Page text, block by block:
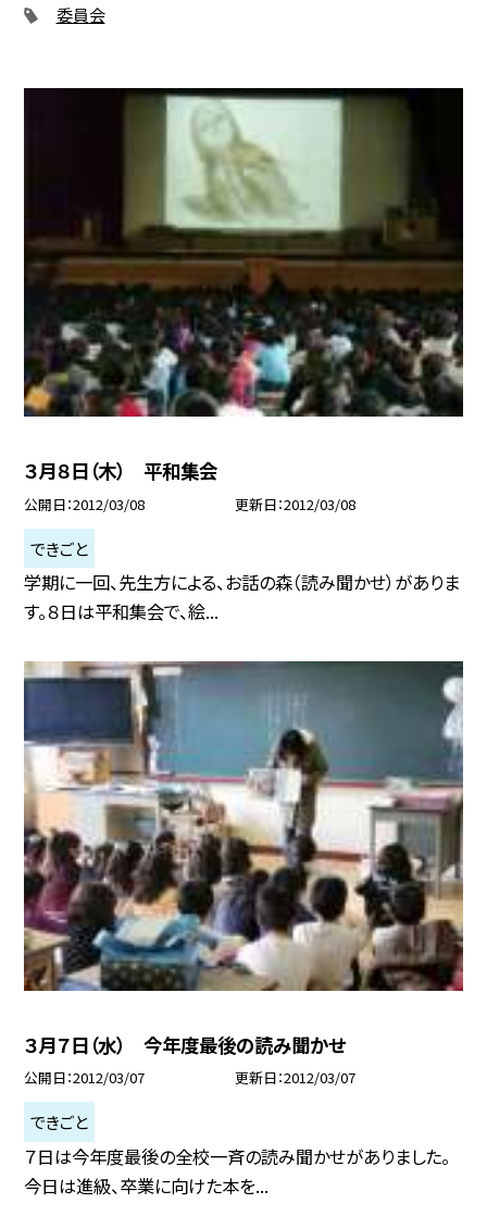
委員会
３月８日（木） 平和集会
公開日 2012/03/08 更新日 2012/03/08
できごと
学期に一回、先生方による、お話の森（読み聞かせ）がありま
す。８日は平和集会で、絵...
３月７日（水） 今年度最後の読み聞かせ
公開日 2012/03/07 更新日 2012/03/07
できごと
７日は今年度最後の全校一斉の読み聞かせがありました。
今日は進級、卒業に向けた本を...